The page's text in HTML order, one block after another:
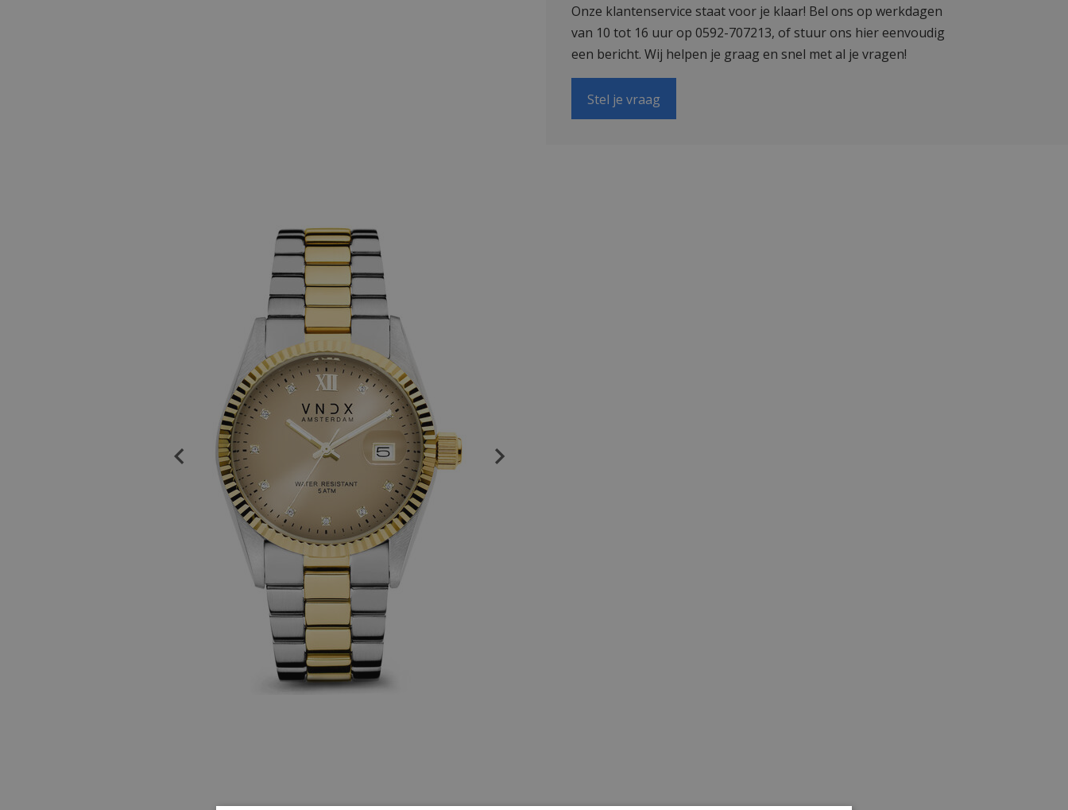
Onze klantenservice staat voor je klaar! Bel ons op werkdagen
van 10 tot 16 uur op 0592-707213, of stuur ons hier eenvoudig
een bericht. Wij helpen je graag en snel met al je vragen!
Stel je vraag